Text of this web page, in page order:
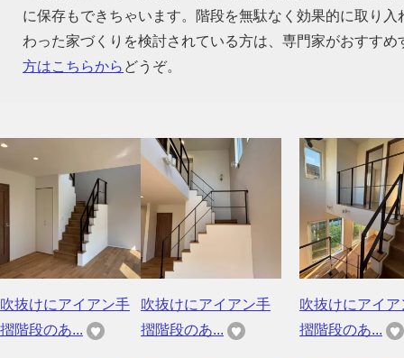
に保存もできちゃいます。階段を無駄なく効果的に取り
わった家づくりを検討されている方は、専門家がおすす
方はこちらから どうぞ。
吹抜けにアイアン手
摺階段のあ...
吹抜けにアイアン手
摺階段のあ...
吹抜けにアイア
摺階段のあ...